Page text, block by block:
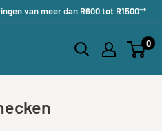
van meer dan R600 tot R1500**
0